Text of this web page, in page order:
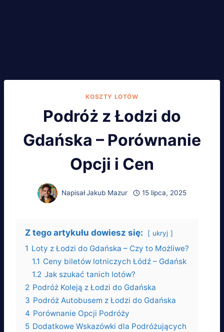
KOSZTY LOTÓW
Podróż z Łodzi do
Gdańska – Porównanie
Opcji i Cen
NapisałJakub Mazur 15 lipca, 2025
Z tego artykułu dowiesz się: ukryj
1 Loty z Łodzi do Gdańska – Czy to Możliwe?
1.1 Ceny biletów lotniczych Łódź – Gdańsk
1.2 Jak szukać tanich lotów?
2 Podróż Koleją z Łodzi do Gdańska
3 Podróż Autobusem z Łodzi do Gdańska
4 Porównanie Opcji Podróży
5 Dodatkowe Wskazówki dla Podróżujących